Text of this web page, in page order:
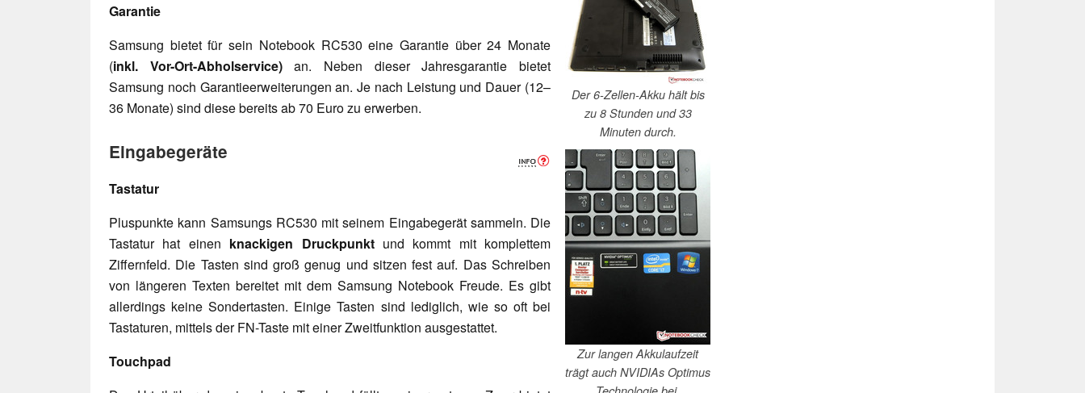
Garantie
Samsung bietet für sein Notebook RC530 eine Garantie über 24 Monate
(inkl. Vor-Ort-Abholservice)an. Neben dieser Jahresgarantie bietet
Samsung noch Garantieerweiterungen an. Je nach Leistung und Dauer (12–
36 Monate) sind diese bereits ab 70 Euro zu erwerben.
Eingabegeräte
Tastatur
Pluspunkte kann Samsungs RC530 mit seinem Eingabegerät sammeln. Die
Tastatur hat einen knackigen Druckpunktund kommt mit komplettem
Ziffernfeld. Die Tasten sind groß genug und sitzen fest auf. Das Schreiben
von längeren Texten bereitet mit dem Samsung Notebook Freude. Es gibt
allerdings keine Sondertasten. Einige Tasten sind lediglich, wie so oft bei
Tastaturen, mittels der FN-Taste mit einer Zweitfunktion ausgestattet.
Touchpad
Der 6-Zellen-Akku hält bis
zu 8 Stunden und 33
Minuten durch.
Zur langen Akkulaufzeit
trägt auch NVIDIAs Optimus